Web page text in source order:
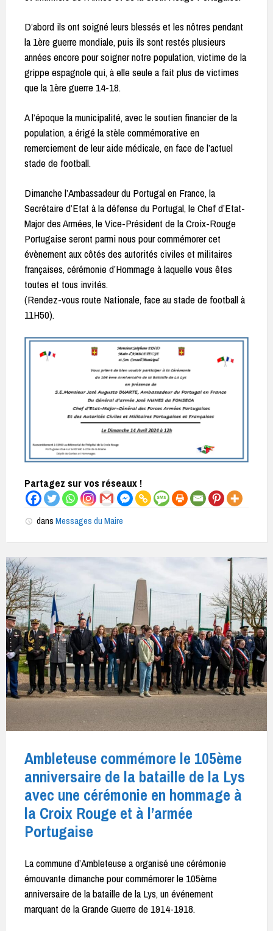
D’abord ils ont soigné leurs blessés et les nôtres pendant
la 1ère guerre mondiale, puis ils sont restés plusieurs
années encore pour soigner notre population, victime de la
grippe espagnole qui, à elle seule a fait plus de victimes
que la 1ère guerre 14-18.
A l’époque la municipalité, avec le soutien financier de la
population, a érigé la stèle commémorative en
remerciement de leur aide médicale, en face de l’actuel
stade de football.
Dimanche l’Ambassadeur du Portugal en France, la
Secrétaire d’Etat à la défense du Portugal, le Chef d’Etat-
Major des Armées, le Vice-Président de la Croix-Rouge
Portugaise seront parmi nous pour commémorer cet
évènement aux côtés des autorités civiles et militaires
françaises, cérémonie d’Hommage à laquelle vous êtes
toutes et tous invités.
(Rendez-vous route Nationale, face au stade de football à
11H50).
Partagez sur vos réseaux !
dans Messages du Maire
Ambleteuse commémore le 105ème
anniversaire de la bataille de la Lys
avec une cérémonie en hommage à
la Croix Rouge et à l’armée
Portugaise
La commune d’Ambleteuse a organisé une cérémonie
émouvante dimanche pour commémorer le 105ème
anniversaire de la bataille de la Lys, un événement
marquant de la Grande Guerre de 1914-1918.